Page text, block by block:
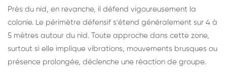
Près du nid, en revanche, il défend vigoureusement la
colonie. Le périmètre défensif s'étend généralement sur 4 à
5 mètres autour du nid. Toute approche dans cette zone,
surtout si elle implique vibrations, mouvements brusques ou
présence prolongée, déclenche une réaction de groupe.